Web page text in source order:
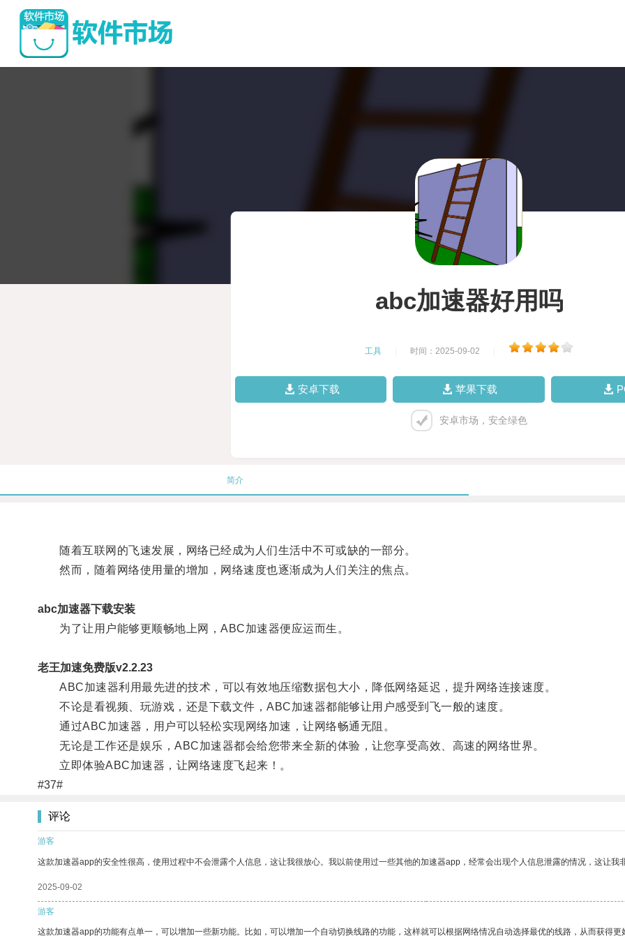
abc加速器好用吗
工具 时间：2025-09-02
安卓下载 苹果下载
安卓市场，安全绿色
简介
随着互联网的飞速发展，网络已经成为人们生活中不可或缺的一部分。
然而，随着网络使用量的增加，网络速度也逐渐成为人们关注的焦点。
abc加速器下载安装
为了让用户能够更顺畅地上网，ABC加速器便应运而生。
老王加速免费版v2.2.23
ABC加速器利用最先进的技术，可以有效地压缩数据包大小，降低网络延迟，提升网络连接速度。
不论是看视频、玩游戏，还是下载文件，ABC加速器都能够让用户感受到飞一般的速度。
通过ABC加速器，用户可以轻松实现网络加速，让网络畅通无阻。
无论是工作还是娱乐，ABC加速器都会给您带来全新的体验，让您享受高效、高速的网络世界。
立即体验ABC加速器，让网络速度飞起来！。
#37#
评论
游客
这款加速器app的安全性很高，使用过程中不会泄露个人信息，这让我很放心。我以前使用过一些其他的加速器app，经常会出现个人信息泄露的情况，这让我
2025-09-02
游客
这款加速器app的功能有点单一，可以增加一些新功能。比如，可以增加一个自动切换线路的功能，这样就可以根据网络情况自动选择最优的线路，从而获得更